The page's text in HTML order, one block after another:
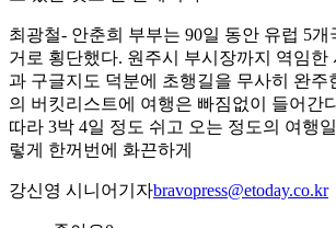
최광철- 안춘희 부부는 90일 동안 유럽 5개
거로 횡단했다. 원주시 부시장까지 역임한
과 구글지도 덕분에 초행길을 무사히 완주
의 버킷리스트에 여행은 빠짐없이 들어간
따라 3박 4일 정도 쉬고 오는 정도의 여행
렇게 한꺼번에 화끈하게
강신영 시니어기자bravopress@etoday.co.kr